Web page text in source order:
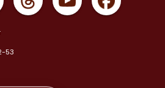
Baru >
>
>
Abang >
53